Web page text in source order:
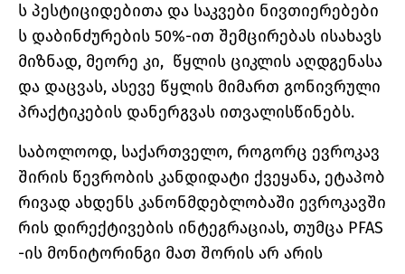
ს პესტიციდებითა და საკვები ნივთიერებები
ს დაბინძურების 50%-ით შემცირებას ისახავს
მიზნად, მეორე კი, წყლის ციკლის აღდგენასა
და დაცვას, ასევე წყლის მიმართ გონივრული
პრაქტიკების დანერგვას ითვალისწინებს.
საბოლოოდ, საქართველო, როგორც ევროკავ
შირის წევრობის კანდიდატი ქვეყანა, ეტაპობ
რივად ახდენს კანონმდებლობაში ევროკავში
რის დირექტივების ინტეგრაციას, თუმცა PFAS
-ის მონიტორინგი მათ შორის არ არის